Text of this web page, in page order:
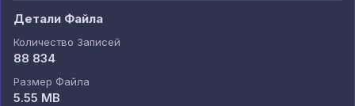
Детали Файла
Количество Записей
88 834
Размер Файла
5.55 MB